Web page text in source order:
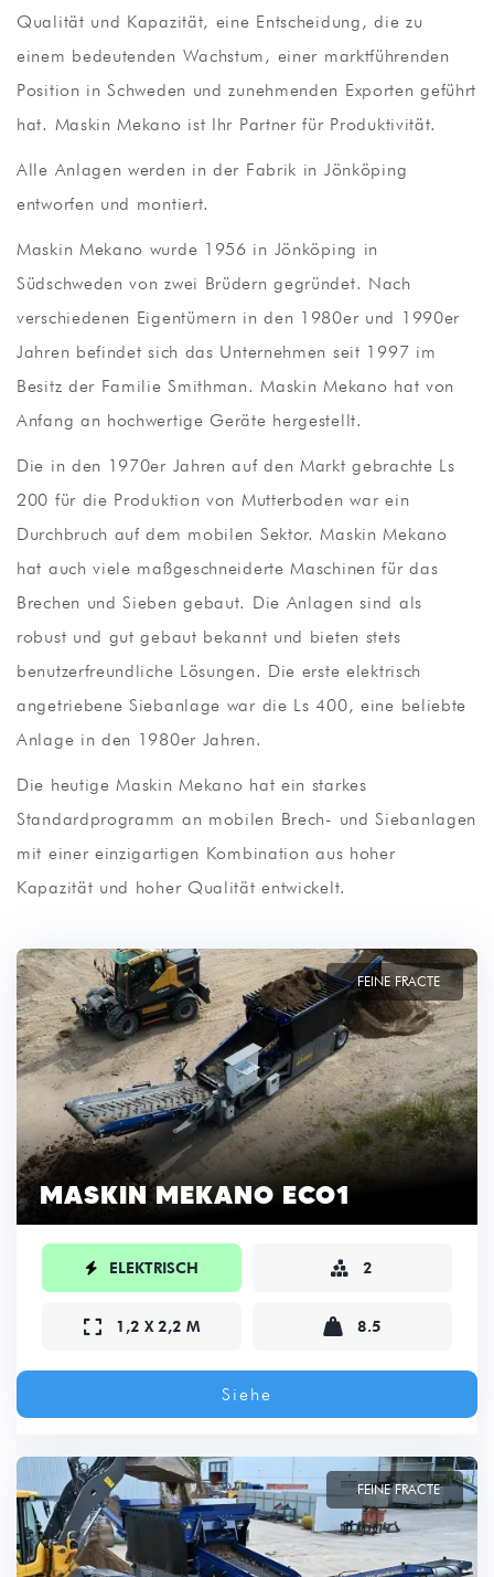
Qualität und Kapazität, eine Entscheidung, die zu
einem bedeutenden Wachstum, einer marktführenden
Position in Schweden und zunehmenden Exporten geführt
hat. Maskin Mekano ist Ihr Partner für Produktivität.
Alle Anlagen werden in der Fabrik in Jönköping
entworfen und montiert.
Maskin Mekano wurde 1956 in Jönköping in
Südschweden von zwei Brüdern gegründet. Nach
verschiedenen Eigentümern in den 1980er und 1990er
Jahren befindet sich das Unternehmen seit 1997 im
Besitz der Familie Smithman. Maskin Mekano hat von
Anfang an hochwertige Geräte hergestellt.
Die in den 1970er Jahren auf den Markt gebrachte Ls
200 für die Produktion von Mutterboden war ein
Durchbruch auf dem mobilen Sektor. Maskin Mekano
hat auch viele maßgeschneiderte Maschinen für das
Brechen und Sieben gebaut. Die Anlagen sind als
robust und gut gebaut bekannt und bieten stets
benutzerfreundliche Lösungen. Die erste elektrisch
angetriebene Siebanlage war die Ls 400, eine beliebte
Anlage in den 1980er Jahren.
Die heutige Maskin Mekano hat ein starkes
Standardprogramm an mobilen Brech- und Siebanlagen
mit einer einzigartigen Kombination aus hoher
Kapazität und hoher Qualität entwickelt.
FEINE FRACTE
MASKIN MEKANO ECO1
 ELEKTRISCH  2
 1,2 X 2,2 M  8.5
Siehe
FEINE FRACTE